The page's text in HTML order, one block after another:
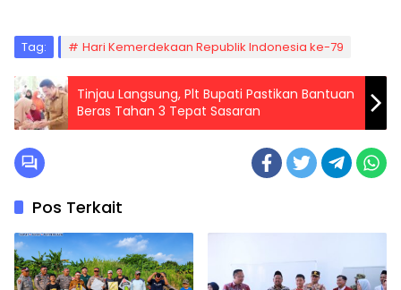
Tag: Hari Kemerdekaan Republik Indonesia ke-79
Tinjau Langsung, Plt Bupati Pastikan Bantuan
Beras Tahan 3 Tepat Sasaran
Pos Terkait